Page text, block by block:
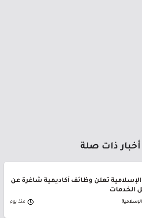
أخبار ذات صلة
الإسلامية تعلن وظائف أكاديمية شاغرة عن
الخدمات
منذ يوم